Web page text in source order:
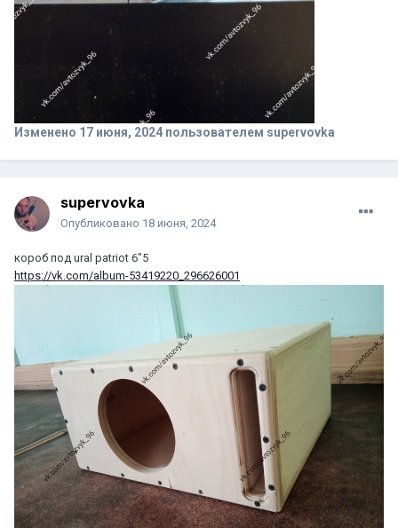
Изменено 17 июня, 2024 пользователем supervovka
supervovka
Опубликовано 18 июня, 2024
короб под ural patriot 6"5
https://vk.com/album-53419220_296626001